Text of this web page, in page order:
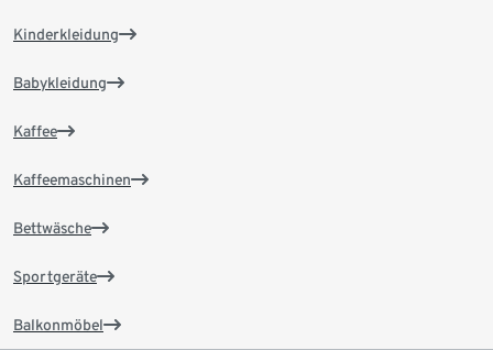
Kinderkleidung
Babykleidung
Kaffee
Kaffeemaschinen
Bettwäsche
Sportgeräte
Balkonmöbel